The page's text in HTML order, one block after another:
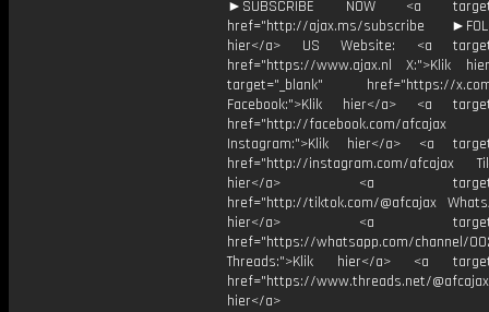
►SUBSCRIBE NOW <a
href="http://ajax.ms/subscribe
hier</a> US Website: <a
href="https://www.ajax.nl X:">Klik
target="_blank" href="https://x.com/
Facebook:">Klik hier</a> <a
href="http://facebook.com/afcajax
Instagram:">Klik hier</a> <a
href="http://instagram.com/afcajax
hier</a> <a
href="http://tiktok.com/@afcajax
hier</a> <a
href="https://whatsapp.com/channel/
Threads:">Klik hier</a> <a
href="https://www.threads.net/
hier</a>